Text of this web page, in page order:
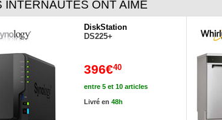
INTERNAUTES ONT AIMÉ
396€40
entre 5 et 10 articles
Livré en 48h
DiskStation
DS225+